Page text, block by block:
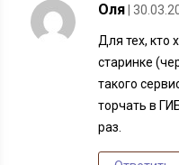
Оля |
Для тех, кто
старинке
такого
торчать в
раз.